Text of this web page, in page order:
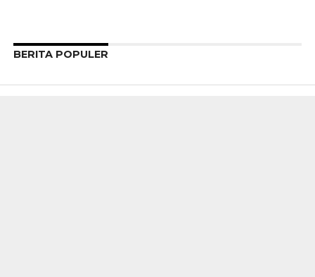
BERITA POPULER